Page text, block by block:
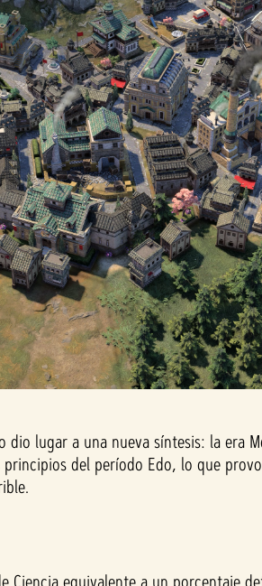
lugar a una nueva síntesis: la era
del período Edo, lo que